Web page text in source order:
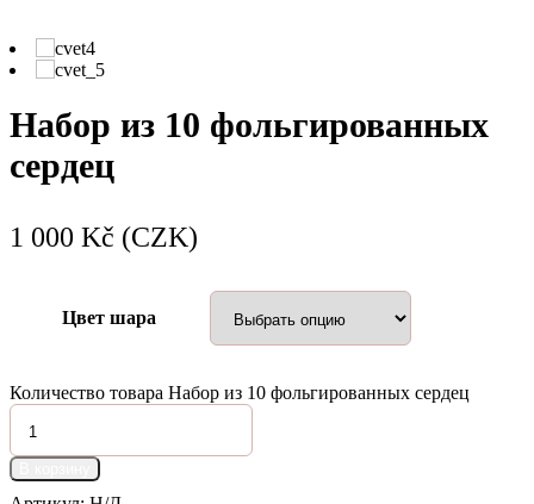
Набор из 10 фольгированных
сердец
1 000 Kč (CZK)
Цвет шара
Количество товара Набор из 10 фольгированных сердец